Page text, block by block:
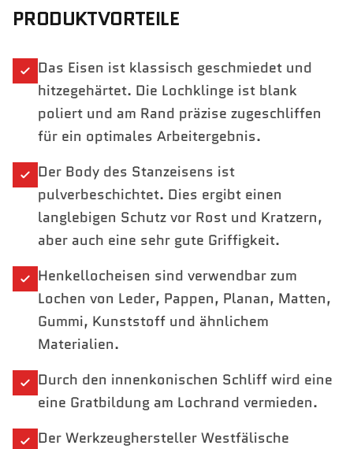
PRODUKTVORTEILE
Das Eisen ist klassisch geschmiedet und
hitzegehärtet. Die Lochklinge ist blank
poliert und am Rand präzise zugeschliffen
für ein optimales Arbeitergebnis.
Der Body des Stanzeisens ist
pulverbeschichtet. Dies ergibt einen
langlebigen Schutz vor Rost und Kratzern,
aber auch eine sehr gute Griffigkeit.
Henkellocheisen sind verwendbar zum
Lochen von Leder, Pappen, Planan, Matten,
Gummi, Kunststoff und ähnlichem
Materialien.
Durch den innenkonischen Schliff wird eine
eine Gratbildung am Lochrand vermieden.
Der Werkzeughersteller Westfälische